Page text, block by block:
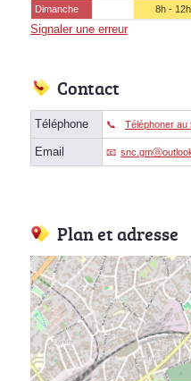
Dimanche
8h - 12h
Signaler une erreur
Contact
Téléphone Téléphoner au
Email
Plan et adresse